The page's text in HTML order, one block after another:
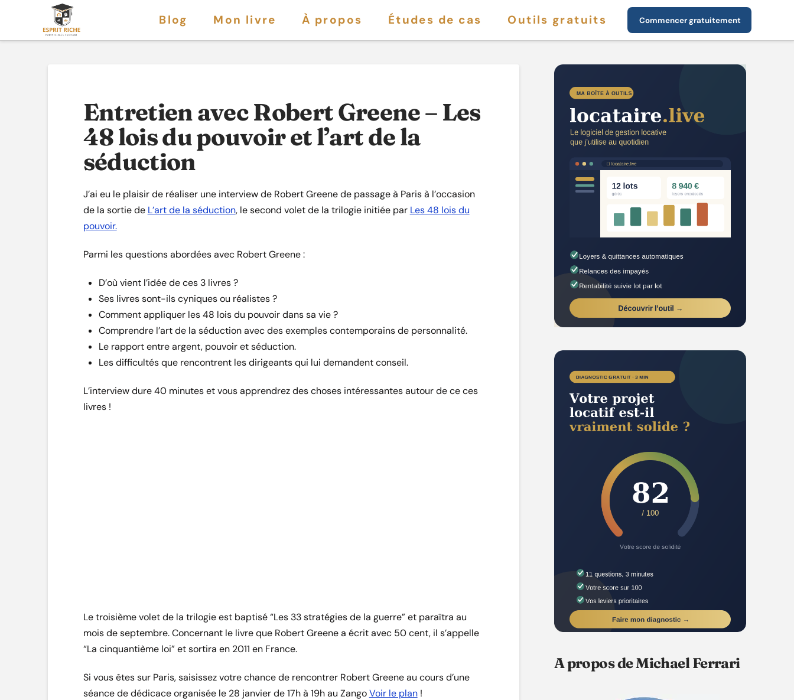
Blog Mon livre À propos Études de cas Outils gratuits Commencer gratuitement
Entretien avec Robert Greene – Les
48 lois du pouvoir et l’art de la
séduction
J’ai eu le plaisir de réaliser une interview de Robert Greene de passage à Paris à l’occasion
de la sortie de L’art de la séduction, le second volet de la trilogie initiée par Les 48 lois du
pouvoir.
Parmi les questions abordées avec Robert Greene :
D’où vient l’idée de ces 3 livres ?
Ses livres sont-ils cyniques ou réalistes ?
Comment appliquer les 48 lois du pouvoir dans sa vie ?
Comprendre l’art de la séduction avec des exemples contemporains de personnalité.
Le rapport entre argent, pouvoir et séduction.
Les difficultés que rencontrent les dirigeants qui lui demandent conseil.
L’interview dure 40 minutes et vous apprendrez des choses intéressantes autour de ce ces
livres !
Le troisième volet de la trilogie est baptisé “Les 33 stratégies de la guerre” et paraîtra au
mois de septembre. Concernant le livre que Robert Greene a écrit avec 50 cent, il s’appelle
“La cinquantième loi” et sortira en 2011 en France.
Si vous êtes sur Paris, saisissez votre chance de rencontrer Robert Greene au cours d’une
séance de dédicace organisée le 28 janvier de 17h à 19h au ZangoVoir le plan!
A propos de Michael Ferrari